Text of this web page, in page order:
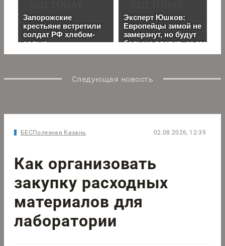
Следующая новость
БЕСПолезная Казань 02.08.2026, 12:39
Как организовать
закупку расходных
материалов для
лаборатории